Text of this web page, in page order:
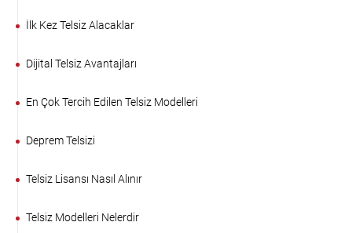
İlk Kez Telsiz Alacaklar
Dijital Telsiz Avantajları
En Çok Tercih Edilen Telsiz Modelleri
Deprem Telsizi
Telsiz Lisansı Nasıl Alınır
Telsiz Modelleri Nelerdir